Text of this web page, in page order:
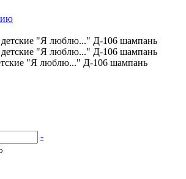
"Я люблю..." Д-106 шампань
-